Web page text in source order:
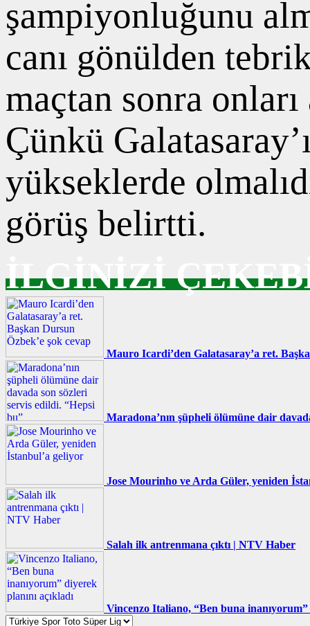
şampiyonluğunu
canı gönülden
maçtan sonra
Çünkü
yükseklerde
görüş belirtti.
İLGİNİZİ
Mauro Icardi’den Galatasaray’a ret.
Maradona’nın şüpheli ölümüne dair
Jose Mourinho ve Arda Güler, yeniden
Salah ilk antrenmana çıktı | NTV Haber
Vincenzo Italiano, “Ben buna inanıyorum”